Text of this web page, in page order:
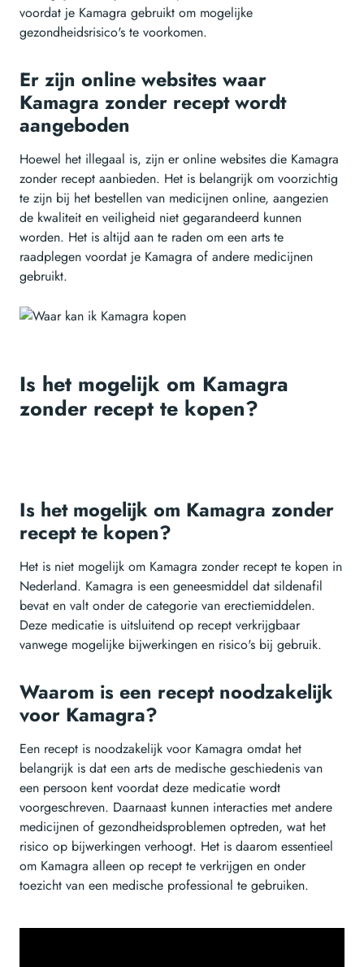
voordat je Kamagra gebruikt om mogelijke
gezondheidsrisico's te voorkomen.
Er zijn online websites waar
Kamagra zonder recept wordt
aangeboden
Hoewel het illegaal is, zijn er online websites die Kamagra
zonder recept aanbieden. Het is belangrijk om voorzichtig
te zijn bij het bestellen van medicijnen online, aangezien
de kwaliteit en veiligheid niet gegarandeerd kunnen
worden. Het is altijd aan te raden om een arts te
raadplegen voordat je Kamagra of andere medicijnen
gebruikt.
Is het mogelijk om Kamagra
zonder recept te kopen?
Is het mogelijk om Kamagra zonder
recept te kopen?
Het is niet mogelijk om Kamagra zonder recept te kopen in
Nederland. Kamagra is een geneesmiddel dat sildenafil
bevat en valt onder de categorie van erectiemiddelen.
Deze medicatie is uitsluitend op recept verkrijgbaar
vanwege mogelijke bijwerkingen en risico's bij gebruik.
Waarom is een recept noodzakelijk
voor Kamagra?
Een recept is noodzakelijk voor Kamagra omdat het
belangrijk is dat een arts de medische geschiedenis van
een persoon kent voordat deze medicatie wordt
voorgeschreven. Daarnaast kunnen interacties met andere
medicijnen of gezondheidsproblemen optreden, wat het
risico op bijwerkingen verhoogt. Het is daarom essentieel
om Kamagra alleen op recept te verkrijgen en onder
toezicht van een medische professional te gebruiken.